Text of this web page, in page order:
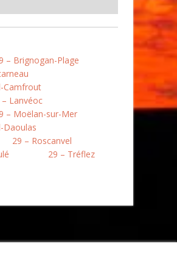
– Brignogan-Plage
Camfrout
– Lanvéoc
– Moëlan-sur-Mer
Daoulas
29 – Roscanvel
29 – Tréflez